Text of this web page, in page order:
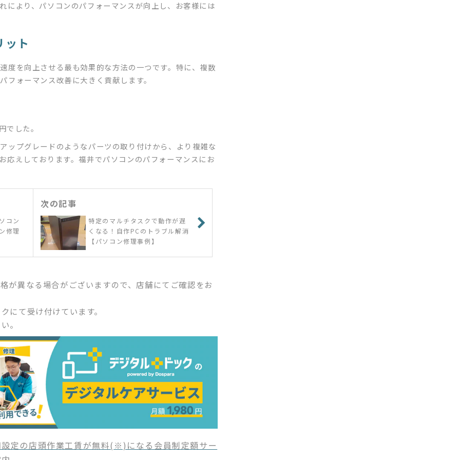
により、パソコンのパフォーマンスが向上し、お客様には
ト
度を向上させる最も効果的な方法の一つです。特に、複数
ォーマンス改善に大きく貢献します。
した。
ップグレードのようなパーツの取り付けから、より複雑な
応えしております。福井でパソコンのパフォーマンスにお
コン
修理
次の記事
特定のマルチタスクで動作が遅
くなる！自作PCのトラブル解消
【パソコン修理事例】
が異なる場合がございますので、店舗にてご確認をお
にて受け付けています。
。
定の店頭作業工賃が無料(※)になる会員制定額サー